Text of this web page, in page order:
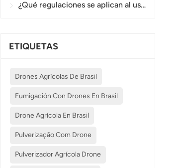
¿Qué regulaciones se aplican al uso de drones agrícolas en diferentes países?
ETIQUETAS
Drones Agrícolas De Brasil
Fumigación Con Drones En Brasil
Drone Agrícola En Brasil
Pulverização Com Drone
Pulverizador Agrícola Drone